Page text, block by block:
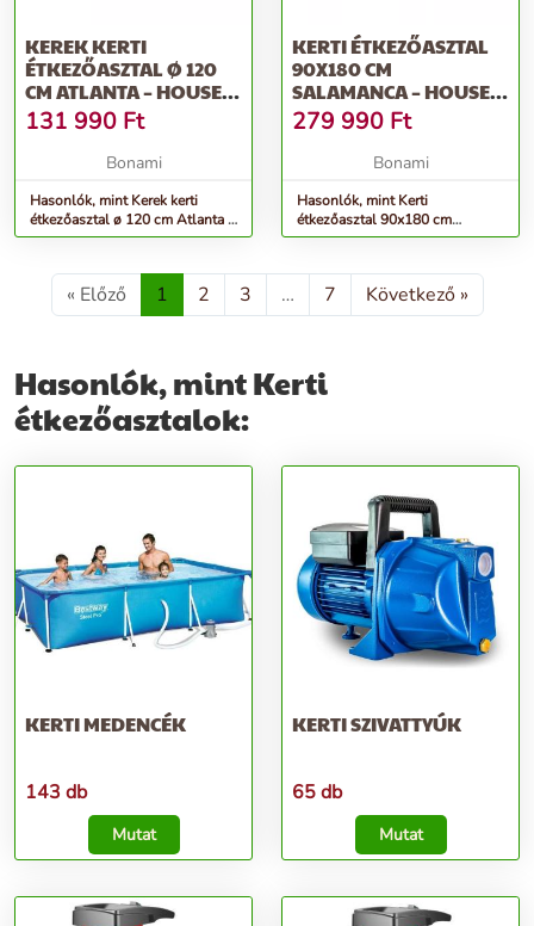
KEREK KERTI
ÉTKEZŐASZTAL Ø 120
CM ATLANTA – HOUSE
NORDIC
131 990 Ft
Bonami
Hasonlók, mint Kerek kerti
étkezőasztal ø 120 cm Atlanta –
House Nordic
KERTI ÉTKEZŐASZTAL
90X180 CM
SALAMANCA – HOUSE
NORDIC
279 990 Ft
Bonami
Hasonlók, mint Kerti
étkezőasztal 90x180 cm
Salamanca – House Nordic
« Előző 1 2 3 … 7 Következő »
Hasonlók, mint Kerti
étkezőasztalok:
KERTI MEDENCÉK
143 db
Mutat
KERTI SZIVATTYÚK
65 db
Mutat